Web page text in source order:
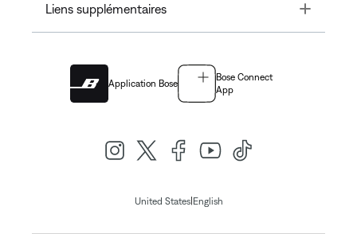
Liens supplémentaires Toggle
Application Bose
Bose Connect
App
United States| English